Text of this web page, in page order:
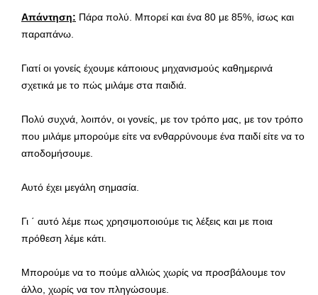
Απάντηση: Πάρα πολύ. Μπορεί και ένα 80 με 85%, ίσως και
παραπάνω.
Γιατί οι γονείς έχουμε κάποιους μηχανισμούς καθημερινά
σχετικά με το πώς μιλάμε στα παιδιά.
Πολύ συχνά, λοιπόν, οι γονείς, με τον τρόπο μας, με τον τρόπο
που μιλάμε μπορούμε είτε να ενθαρρύνουμε ένα παιδί είτε να το
αποδομήσουμε.
Αυτό έχει μεγάλη σημασία.
Γι ΄ αυτό λέμε πως χρησιμοποιούμε τις λέξεις και με ποια
πρόθεση λέμε κάτι.
Μπορούμε να το πούμε αλλιώς χωρίς να προσβάλουμε τον
άλλο, χωρίς να τον πληγώσουμε.